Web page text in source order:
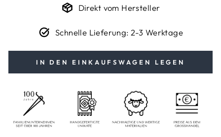
Direkt vom Hersteller
Schnelle Lieferung: 2-3 Werktage
IN DEN EINKAUFSWAGEN LEGEN